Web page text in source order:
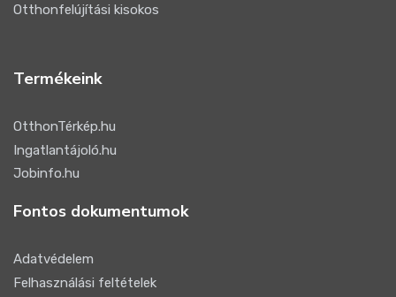
Otthonfelújítási kisokos
Termékeink
OtthonTérkép.hu
Ingatlantájoló.hu
Jobinfo.hu
Fontos dokumentumok
Adatvédelem
Felhasználási feltételek